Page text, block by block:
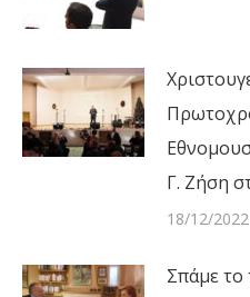
Γ. Ζήση
18/12/2022
Σπάμε το